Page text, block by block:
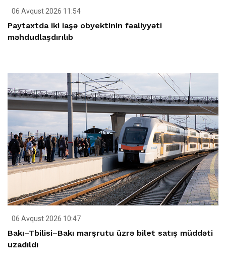
06 Avqust 2026 11:54
Paytaxtda iki iaşə obyektinin fəaliyyəti
məhdudlaşdırılıb
06 Avqust 2026 10:47
Bakı–Tbilisi–Bakı marşrutu üzrə bilet satış müddəti
uzadıldı